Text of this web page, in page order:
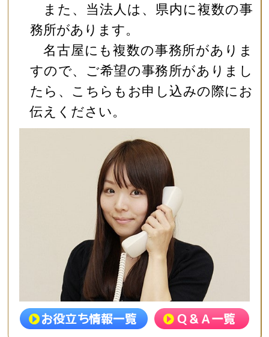
また、当法人は、県内に複数の事
務所があります。
名古屋にも複数の事務所がありま
すので、ご希望の事務所がありまし
たら、こちらもお申し込みの際にお
伝えください。